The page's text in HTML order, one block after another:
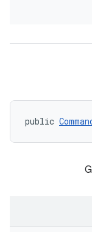
public